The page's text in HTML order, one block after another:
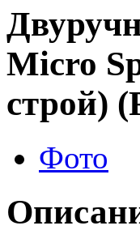
Micro
строй)
Фото